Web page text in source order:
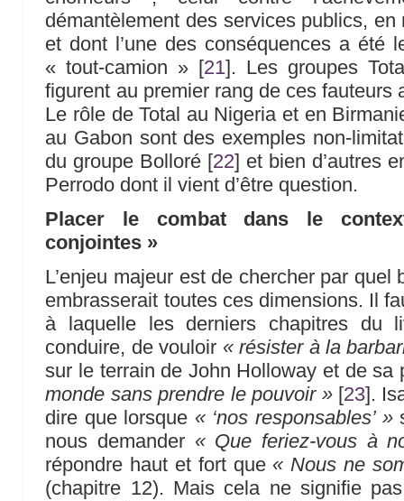
démantèlement des services publics,
et dont l’une des conséquences a été
« tout-camion » [21]. Les groupes
figurent au premier rang de ces fauteurs
Le rôle de Total au Nigeria et en
au Gabon sont des exemples non-
du groupe Bolloré [22] et bien d’autres
Perrodo dont il vient d’être question.
Placer le combat dans le
conjointes »
L’enjeu majeur est de chercher par quel
embrasserait toutes ces dimensions. Il
à laquelle les derniers chapitres du
conduire, de vouloir « résister à la
sur le terrain de John Holloway et de sa
monde sans prendre le pouvoir »[23].
dire que lorsque « ‘nos responsables’ »
nous demander « Que feriez-vous à
répondre haut et fort que « Nous ne
(chapitre 12). Mais cela ne signifie